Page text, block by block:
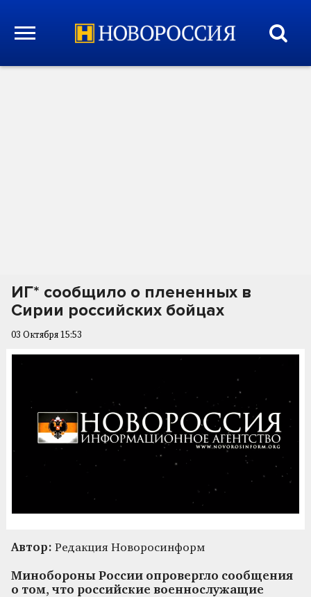
ИГ* сообщило о плененных в
Сирии российских бойцах
03 Октября 15:53
Автор: Редакция Новоросинформ
Минобороны России опровергло сообщения
о том, что российские военнослужащие